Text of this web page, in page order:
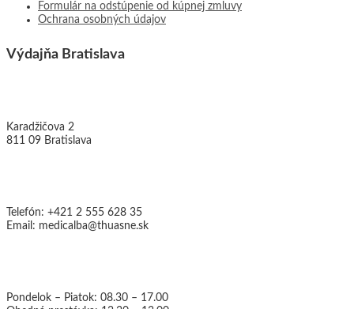
Formulár na odstúpenie od kúpnej zmluvy
Ochrana osobných údajov
Výdajňa Bratislava
Karadžičova 2
811 09 Bratislava
Telefón: +421 2 555 628 35
Email: medicalba@thuasne.sk
Pondelok – Piatok: 08.30 – 17.00